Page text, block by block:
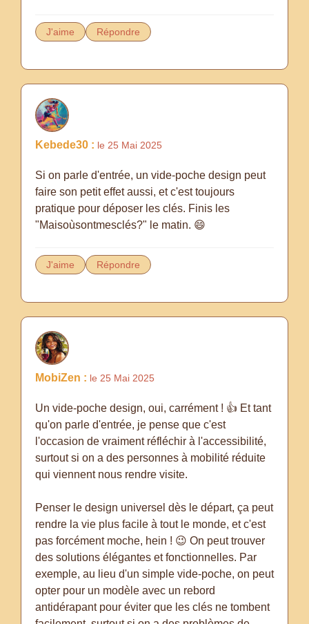
J'aime Répondre
Kebede30 : le 25 Mai 2025
Si on parle d'entrée, un vide-poche design peut
faire son petit effet aussi, et c'est toujours
pratique pour déposer les clés. Finis les
"Maisoùsontmesclés?" le matin. 😄
J'aime Répondre
MobiZen : le 25 Mai 2025
Un vide-poche design, oui, carrément ! 👍 Et tant
qu'on parle d'entrée, je pense que c'est
l'occasion de vraiment réfléchir à l'accessibilité,
surtout si on a des personnes à mobilité réduite
qui viennent nous rendre visite.
Penser le design universel dès le départ, ça peut
rendre la vie plus facile à tout le monde, et c'est
pas forcément moche, hein ! 😉 On peut trouver
des solutions élégantes et fonctionnelles. Par
exemple, au lieu d'un simple vide-poche, on peut
opter pour un modèle avec un rebord
antidérapant pour éviter que les clés ne tombent